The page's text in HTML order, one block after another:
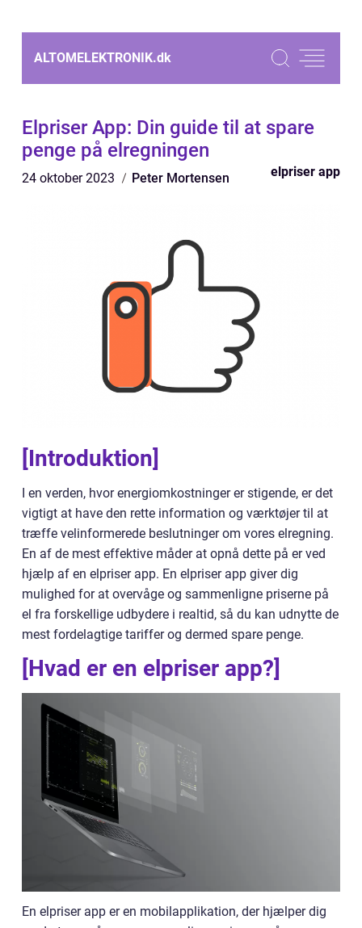
ALTOMELEKTRONIK.dk
Elpriser App: Din guide til at spare
penge på elregningen
24 oktober 2023 Peter Mortensen elpriser app
[Introduktion]
I en verden, hvor energiomkostninger er stigende, er det
vigtigt at have den rette information og værktøjer til at
træffe velinformerede beslutninger om vores elregning.
En af de mest effektive måder at opnå dette på er ved
hjælp af en elpriser app. En elpriser app giver dig
mulighed for at overvåge og sammenligne priserne på
el fra forskellige udbydere i realtid, så du kan udnytte de
mest fordelagtige tariffer og dermed spare penge.
[Hvad er en elpriser app?]
En elpriser app er en mobilapplikation, der hjælper dig